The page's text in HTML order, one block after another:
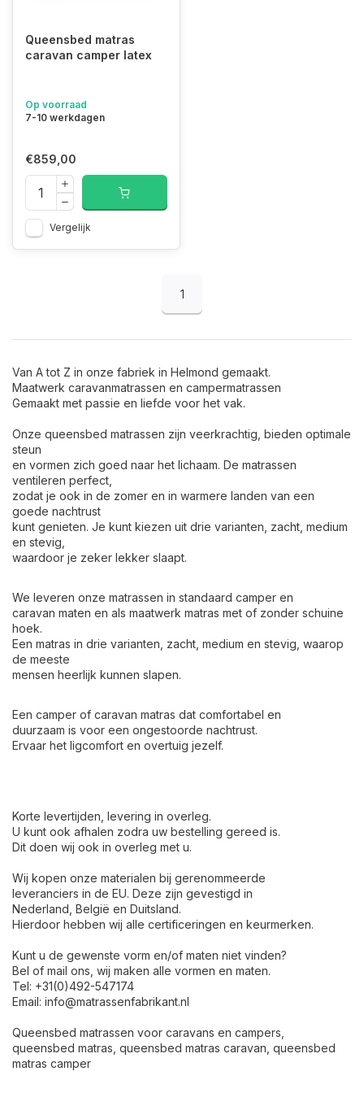
Queensbed matras
caravan camper latex
Op voorraad
7-10 werkdagen
€859,00
Vergelijk
1
Van A tot Z in onze fabriek in Helmond gemaakt.
Maatwerk caravanmatrassen en campermatrassen
Gemaakt met passie en liefde voor het vak.
Onze queensbed matrassen zijn veerkrachtig, bieden optimale
steun
en vormen zich goed naar het lichaam. De matrassen
ventileren perfect,
zodat je ook in de zomer en in warmere landen van een
goede nachtrust
kunt genieten. Je kunt kiezen uit drie varianten, zacht, medium
en stevig,
waardoor je zeker lekker slaapt.
We leveren onze matrassen in standaard camper en
caravan maten en als maatwerk matras met of zonder schuine
hoek.
Een matras in drie varianten, zacht, medium en stevig, waarop
de meeste
mensen heerlijk kunnen slapen.
Een camper of caravan matras dat comfortabel en
duurzaam is voor een ongestoorde nachtrust.
Ervaar het ligcomfort en overtuig jezelf.
Korte levertijden, levering in overleg.
U kunt ook afhalen zodra uw bestelling gereed is.
Dit doen wij ook in overleg met u.
Wij kopen onze materialen bij gerenommeerde
leveranciers in de EU. Deze zijn gevestigd in
Nederland, België en Duitsland.
Hierdoor hebben wij alle certificeringen en keurmerken.
Kunt u de gewenste vorm en/of maten niet vinden?
Bel of mail ons, wij maken alle vormen en maten.
Tel: +31(0)492-547174
Email: info@matrassenfabrikant.nl
Queensbed matrassen voor caravans en campers,
queensbed matras, queensbed matras caravan, queensbed
matras camper